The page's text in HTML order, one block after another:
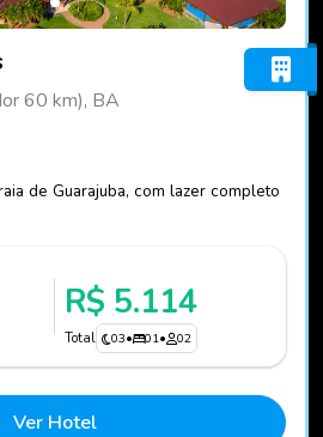
60 km), BA
de Guarajuba, com lazer completo
R$ 5.114
Total 03• 01• 02
Ver Hotel